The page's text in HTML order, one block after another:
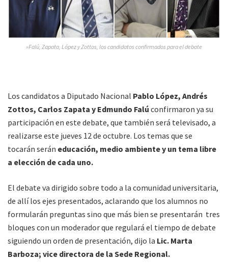
»Falú, Zapata, López y Zottos, los candidatos confirmados para el debate
Los candidatos a Diputado Nacional Pablo López, Andrés
Zottos, Carlos Zapata y Edmundo Falú confirmaron ya su
participación en este debate, que también será televisado, a
realizarse este jueves 12 de octubre. Los temas que se
tocarán serán educación, medio ambiente y un tema libre
a elección de cada uno.
El debate va dirigido sobre todo a la comunidad universitaria,
de allí los ejes presentados, aclarando que los alumnos no
formularán preguntas sino que más bien se presentarán tres
bloques con un moderador que regulará el tiempo de debate
siguiendo un orden de presentación, dijo la Lic. Marta
Barboza; vice directora de la Sede Regional.